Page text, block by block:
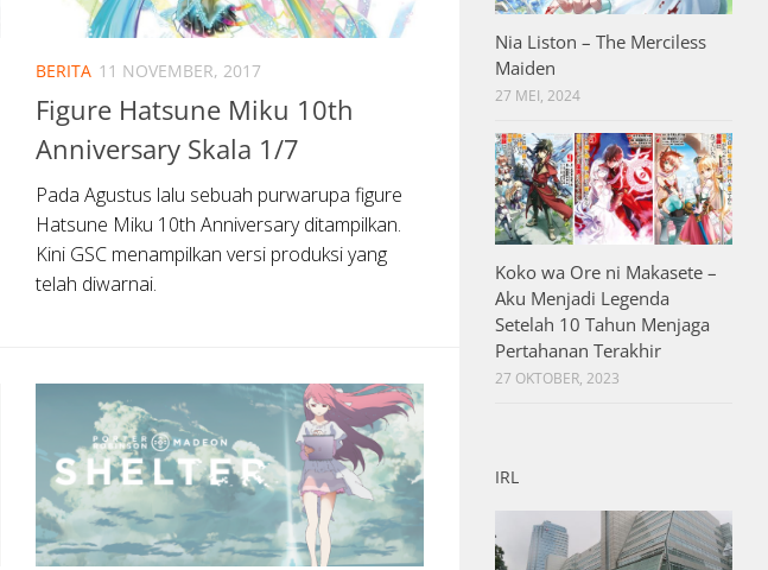
BERITA 11 NOVEMBER, 2017
Figure Hatsune Miku 10th
Anniversary Skala 1/7
Pada Agustus lalu sebuah purwarupa figure
Hatsune Miku 10th Anniversary ditampilkan.
Kini GSC menampilkan versi produksi yang
telah diwarnai.
Nia Liston – The Merciless
Maiden
27 MEI, 2024
Koko wa Ore ni Makasete –
Aku Menjadi Legenda
Setelah 10 Tahun Menjaga
Pertahanan Terakhir
27 OKTOBER, 2023
IRL